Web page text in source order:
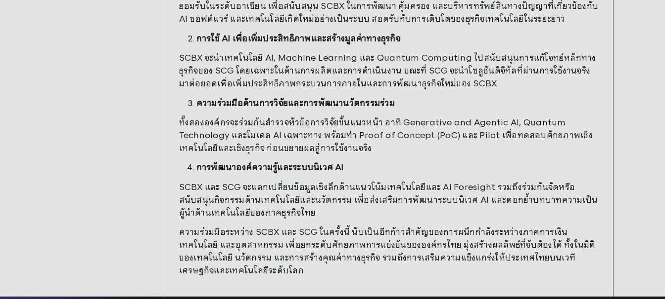
ยอมรับในระดับอาเซียน เพื่อสนับสนุน SCBX ในการพัฒนา คุ้มครอง และบริหารทรัพย์สินทางปัญญาที่เกี่ยวข้องกับ
AI ซอฟต์แวร์ และเทคโนโลยีเกิดใหม่อย่างเป็นระบบ สอดรับกับการเติบโตของธุรกิจเทคโนโลยีในระยะยาว
การใช้ AI เพื่อเพิ่มประสิทธิภาพและสร้างมูลค่าทางธุรกิจ
SCBX จะนำเทคโนโลยี AI, Machine Learning และ Quantum Computing ไปสนับสนุนการแก้โจทย์หลักทาง
ธุรกิจของ SCG โดยเฉพาะในด้านการผลิตและการดำเนินงาน ขณะที่ SCG จะนำโซลูชันดิจิทัลที่ผ่านการใช้งานจริง
มาต่อยอดเพื่อเพิ่มประสิทธิภาพกระบวนการภายในและการพัฒนาธุรกิจใหม่ของ SCBX
ความร่วมมือด้านการวิจัยและการพัฒนานวัตกรรมร่วม
ทั้งสององค์กรจะร่วมกันสำรวจหัวข้อการวิจัยขั้นแนวหน้า อาทิ Generative and Agentic AI, Quantum
Technology และโมเดล AI เฉพาะทาง พร้อมทำ Proof of Concept (PoC) และ Pilot เพื่อทดสอบศักยภาพเชิง
เทคโนโลยีและเชิงธุรกิจ ก่อนขยายผลสู่การใช้งานจริง
การพัฒนาองค์ความรู้และระบบนิเวศ AI
SCBX และ SCG จะแลกเปลี่ยนข้อมูลเชิงลึกด้านแนวโน้มเทคโนโลยีและ AI Foresight รวมถึงร่วมกันจัดหรือ
สนับสนุนกิจกรรมด้านเทคโนโลยีและนวัตกรรม เพื่อส่งเสริมการพัฒนาระบบนิเวศ AI และตอกย้ำบทบาทความเป็น
ผู้นำด้านเทคโนโลยีของภาคธุรกิจไทย
ความร่วมมือระหว่าง SCBX และ SCG ในครั้งนี้ นับเป็นอีกก้าวสำคัญของการผนึกกำลังระหว่างภาคการเงิน
เทคโนโลยี และอุตสาหกรรม เพื่อยกระดับศักยภาพการแข่งขันขององค์กรไทย มุ่งสร้างผลลัพธ์ที่จับต้องได้ ทั้งในมิติ
ของเทคโนโลยี นวัตกรรม และการสร้างคุณค่าทางธุรกิจ รวมถึงการเสริมความแข็งแกร่งให้ประเทศไทยบนเวที
เศรษฐกิจและเทคโนโลยีระดับโลก